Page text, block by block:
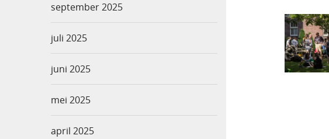
september 2025
juli 2025
juni 2025
mei 2025
april 2025